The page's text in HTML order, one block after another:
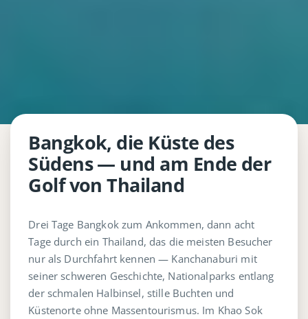
Bangkok, die Küste des
Südens — und am Ende der
Golf von Thailand
Drei Tage Bangkok zum Ankommen, dann acht
Tage durch ein Thailand, das die meisten Besucher
nur als Durchfahrt kennen — Kanchanaburi mit
seiner schweren Geschichte, Nationalparks entlang
der schmalen Halbinsel, stille Buchten und
Küstenorte ohne Massentourismus. Im Khao Sok